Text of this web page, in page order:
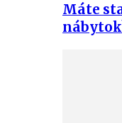
Máte